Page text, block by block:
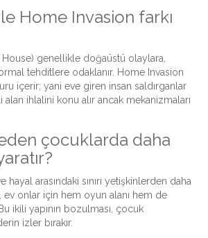
Home Invasion farkı
House) genellikle doğaüstü olaylara,
tehditlere odaklanır. Home Invasion
içerir; yani eve giren insan saldırganlar
alan ihlalini konu alır ancak mekanizmaları
çocuklarda daha
arasındaki sınırı yetişkinlerden daha
ev onlar için hem oyun alanı hem de
ikili yapının bozulması, çocuk
izler bırakır.